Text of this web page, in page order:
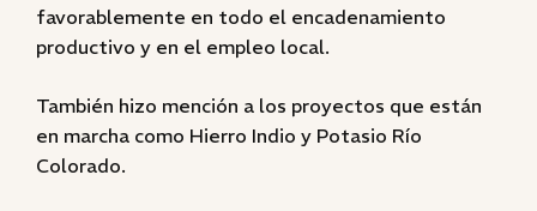
favorablemente en todo el encadenamiento
productivo y en el empleo local.
También hizo mención a los proyectos que están
en marcha como Hierro Indio y Potasio Río
Colorado.